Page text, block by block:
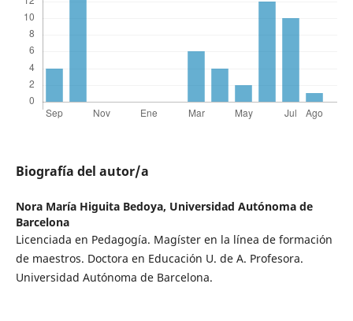
Biografía del autor/a
Nora María Higuita Bedoya, Universidad Autónoma de
Barcelona
Licenciada en Pedagogía. Magíster en la línea de formación
de maestros. Doctora en Educación U. de A. Profesora.
Universidad Autónoma de Barcelona.